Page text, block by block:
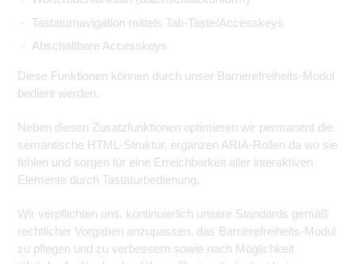
Tastaturnavigation mittels Tab-Taste/Accesskeys
Abschaltbare Accesskeys
Diese Funktionen können durch unser Barrierefreiheits-Modul
bedient werden.
Neben diesen Zusatzfunktionen optimieren wir permanent die
semantische HTML-Struktur, ergänzen ARIA-Rollen da wo sie
fehlen und sorgen für eine Erreichbarkeit aller interaktiven
Elemente durch Tastaturbedienung.
Wir verpflichten uns, kontinuierlich unsere Standards gemäß
rechtlicher Vorgaben anzupassen, das Barrierefreiheits-Modul
zu pflegen und zu verbessern sowie nach Möglichkeit